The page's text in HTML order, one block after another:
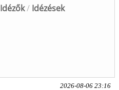
Idézők/ Idézések
2026-08-06 23:16